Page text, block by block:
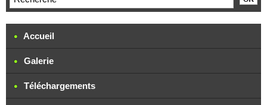
Accueil
Galerie
Téléchargements